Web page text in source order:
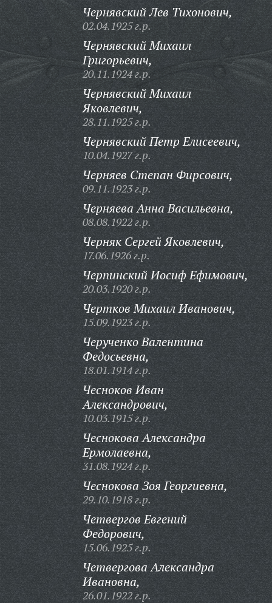
Чернявский Лев Тихонович,
02.04.1925 г.р.
Чернявский Михаил
Григорьевич,
20.11.1924 г.р.
Чернявский Михаил
Яковлевич,
28.11.1925 г.р.
Чернявский Петр Елисеевич,
10.04.1927 г.р.
Черняев Степан Фирсович,
09.11.1923 г.р.
Черняева Анна Васильевна,
08.08.1922 г.р.
Черняк Сергей Яковлевич,
17.06.1926 г.р.
Черпинский Иосиф Ефимович,
20.03.1920 г.р.
Чертков Михаил Иванович,
15.09.1923 г.р.
Черученко Валентина
Федосьевна,
18.01.1914 г.р.
Чесноков Иван
Александрович,
10.03.1915 г.р.
Чеснокова Александра
Ермолаевна,
31.08.1924 г.р.
Чеснокова Зоя Георгиевна,
29.10.1918 г.р.
Четвергов Евгений
Федорович,
15.06.1925 г.р.
Четвергова Александра
Ивановна,
26.01.1922 г.р.